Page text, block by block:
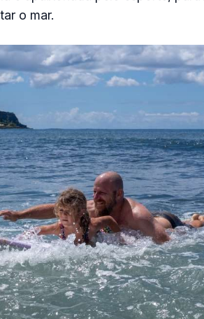
o mar.